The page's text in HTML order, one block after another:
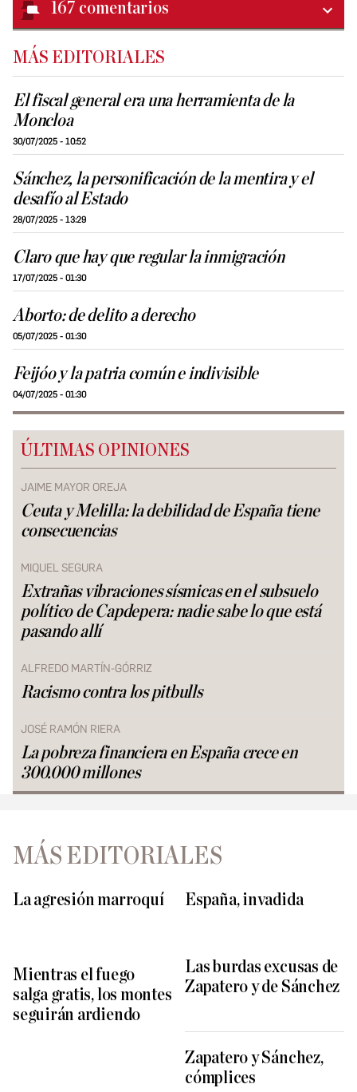
167 comentarios
MÁS EDITORIALES
El fiscal general era una herramienta de la
Moncloa
30/07/2025 - 10:52
Sánchez, la personificación de la mentira y el
desafío al Estado
28/07/2025 - 13:29
Claro que hay que regular la inmigración
17/07/2025 - 01:30
Aborto: de delito a derecho
05/07/2025 - 01:30
Feijóo y la patria común e indivisible
04/07/2025 - 01:30
ÚLTIMAS OPINIONES
JAIME MAYOR OREJA
Ceuta y Melilla: la debilidad de España tiene
consecuencias
MIQUEL SEGURA
Extrañas vibraciones sísmicas en el subsuelo
político de Capdepera: nadie sabe lo que está
pasando allí
ALFREDO MARTÍN-GÓRRIZ
Racismo contra los pitbulls
JOSÉ RAMÓN RIERA
La pobreza financiera en España crece en
300.000 millones
MÁS EDITORIALES
La agresión marroquí España, invadida
Mientras el fuego
salga gratis, los montes
seguirán ardiendo
Las burdas excusas de
Zapatero y de Sánchez
Zapatero y Sánchez,
cómplices